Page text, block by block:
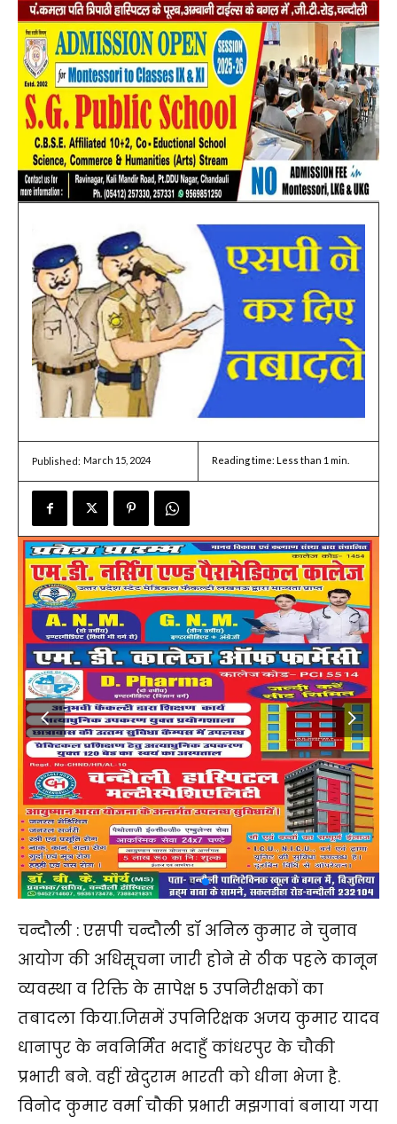
Published: March 15, 2024 Reading time: Less than 1min.
चन्दौली : एसपी चन्दौली डॉ अनिल कुमार ने चुनाव
आयोग की अधिसूचना जारी होने से ठीक पहले कानून
व्यवस्था व रिक्ति के सापेक्ष 5 उपनिरीक्षकों का
तबादला किया.जिसमें उपनिरिक्षक अजय कुमार यादव
धानापुर के नवनिर्मित भदाहुँ कांधरपुर के चौकी
प्रभारी बने. वहीं खेदुराम भारती को धीना भेजा है.
विनोद कुमार वर्मा चौकी प्रभारी मझगावां बनाया गया